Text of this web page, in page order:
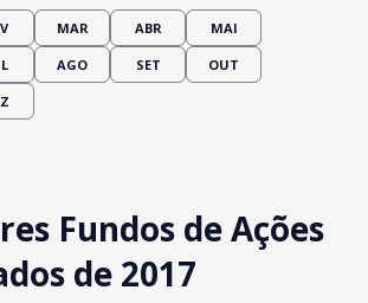
MAR ABR MAI
AGO SET OUT
Fundos de Ações
de 2017